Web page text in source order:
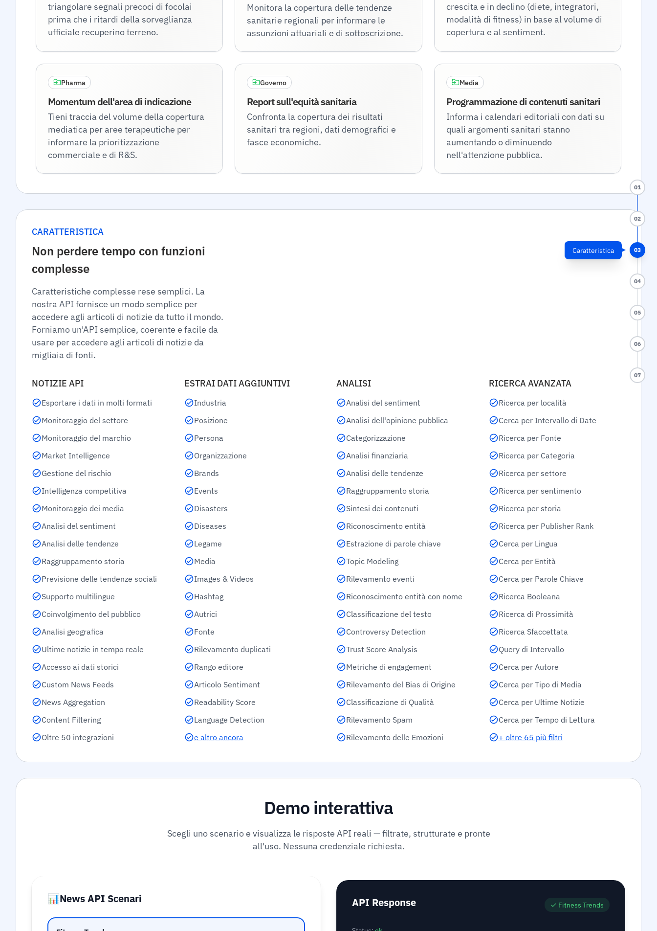
01
02
03
Caratteristica
04
05
06
07
triangolare segnali precoci di focolai
prima che i ritardi della sorveglianza
ufficiale recuperino terreno.
Monitora la copertura delle tendenze
sanitarie regionali per informare le
assunzioni attuariali e di sottoscrizione.
crescita e in declino (diete, integratori,
modalità di fitness) in base al volume di
copertura e al sentiment.
Pharma
Momentum dell'area di indicazione
Tieni traccia del volume della copertura
mediatica per aree terapeutiche per
informare la prioritizzazione
commerciale e di R&S.
Governo
Report sull'equità sanitaria
Confronta la copertura dei risultati
sanitari tra regioni, dati demografici e
fasce economiche.
Media
Programmazione di contenuti sanitari
Informa i calendari editoriali con dati su
quali argomenti sanitari stanno
aumentando o diminuendo
nell'attenzione pubblica.
CARATTERISTICA
Non perdere tempo con funzioni
complesse
Caratteristiche complesse rese semplici. La
nostra API fornisce un modo semplice per
accedere agli articoli di notizie da tutto il mondo.
Forniamo un'API semplice, coerente e facile da
usare per accedere agli articoli di notizie da
migliaia di fonti.
NOTIZIE API
Esportare i dati in molti formati
Monitoraggio del settore
Monitoraggio del marchio
Market Intelligence
Gestione del rischio
Intelligenza competitiva
Monitoraggio dei media
Analisi del sentiment
Analisi delle tendenze
Raggruppamento storia
Previsione delle tendenze sociali
Supporto multilingue
Coinvolgimento del pubblico
Analisi geografica
Ultime notizie in tempo reale
Accesso ai dati storici
Custom News Feeds
News Aggregation
Content Filtering
Oltre 50 integrazioni
ESTRAI DATI AGGIUNTIVI
Industria
Posizione
Persona
Organizzazione
Brands
Events
Disasters
Diseases
Legame
Media
Images & Videos
Hashtag
Autrici
Fonte
Rilevamento duplicati
Rango editore
Articolo Sentiment
Readability Score
Language Detection
e altro ancora
ANALISI
Analisi del sentiment
Analisi dell'opinione pubblica
Categorizzazione
Analisi finanziaria
Analisi delle tendenze
Raggruppamento storia
Sintesi dei contenuti
Riconoscimento entità
Estrazione di parole chiave
Topic Modeling
Rilevamento eventi
Riconoscimento entità con nome
Classificazione del testo
Controversy Detection
Trust Score Analysis
Metriche di engagement
Rilevamento del Bias di Origine
Classificazione di Qualità
Rilevamento Spam
Rilevamento delle Emozioni
RICERCA AVANZATA
Ricerca per località
Cerca per Intervallo di Date
Ricerca per Fonte
Ricerca per Categoria
Ricerca per settore
Ricerca per sentimento
Ricerca per storia
Ricerca per Publisher Rank
Cerca per Lingua
Cerca per Entità
Cerca per Parole Chiave
Ricerca Booleana
Ricerca di Prossimità
Ricerca Sfaccettata
Query di Intervallo
Cerca per Autore
Cerca per Tipo di Media
Cerca per Ultime Notizie
Cerca per Tempo di Lettura
+ oltre 65 più filtri
Demo interattiva
Scegli uno scenario e visualizza le risposte API reali — filtrate, strutturate e pronte
all'uso. Nessuna credenziale richiesta.
📊News API Scenari API Response ✓ Fitness Trends